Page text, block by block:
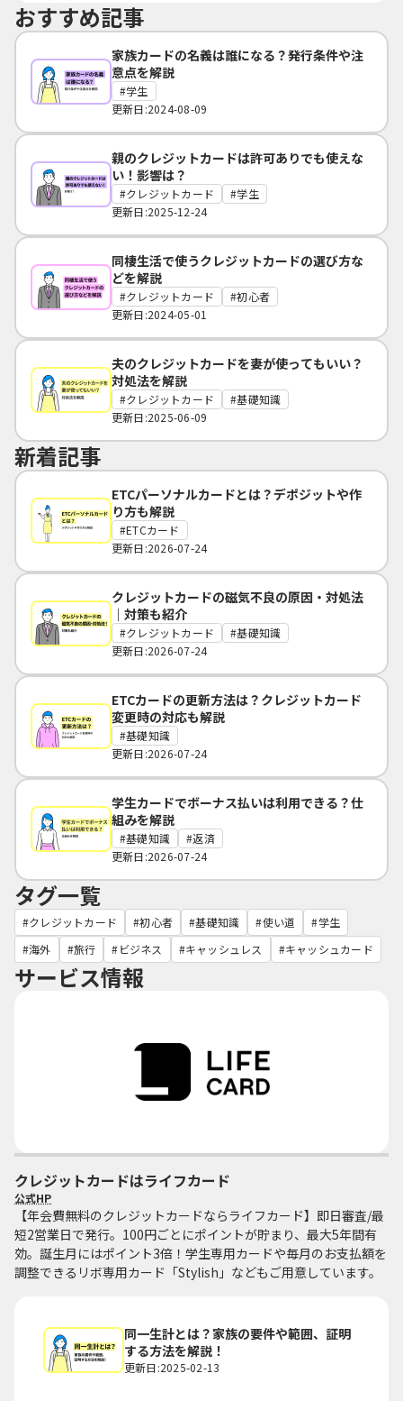
おすすめ記事
家族カードの名義は誰になる？発行条件や注
意点を解説
学生
更新日:2024-08-09
親のクレジットカードは許可ありでも使えな
い！影響は？
クレジットカード
学生
更新日:2025-12-24
同棲生活で使うクレジットカードの選び方な
どを解説
クレジットカード
初心者
更新日:2024-05-01
夫のクレジットカードを妻が使ってもいい？
対処法を解説
クレジットカード
基礎知識
更新日:2025-06-09
新着記事
ETCパーソナルカードとは？デポジットや作
り方も解説
ETCカード
更新日:2026-07-24
クレジットカードの磁気不良の原因・対処法
｜対策も紹介
クレジットカード
基礎知識
更新日:2026-07-24
ETCカードの更新方法は？クレジットカード
変更時の対応も解説
基礎知識
更新日:2026-07-24
学生カードでボーナス払いは利用できる？仕
組みを解説
基礎知識
返済
更新日:2026-07-24
タグ一覧
クレジットカード 初心者 基礎知識 使い道
学生
海外
旅行 ビジネス キャッシュレス キャッシュカード
サービス情報
クレジットカードはライフカード
公式HP
【年会費無料のクレジットカードならライフカード】即日審査/最
短2営業日で発行。100円ごとにポイントが貯まり、最大5年間有
効。誕生月にはポイント3倍！学生専用カードや毎月のお支払額を
調整できるリボ専用カード「Stylish」などもご用意しています。
同一生計とは？家族の要件や範囲、証明
する方法を解説！
更新日:2025-02-13